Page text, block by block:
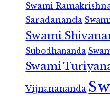
Swami
Saradananda
Swami
Subodhananda
Swami
Vijnanananda